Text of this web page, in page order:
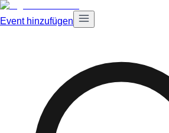
Event hinzufügen